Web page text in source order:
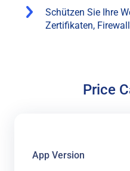
Schützen Sie Ihre
Zertifikaten,
Price
App Version